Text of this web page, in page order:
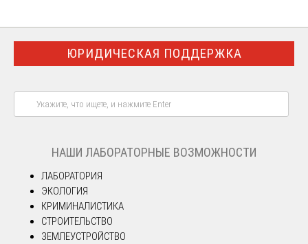
ЮРИДИЧЕСКАЯ ПОДДЕРЖКА
НАШИ ЛАБОРАТОРНЫЕ ВОЗМОЖНОСТИ
ЛАБОРАТОРИЯ
ЭКОЛОГИЯ
КРИМИНАЛИСТИКА
СТРОИТЕЛЬСТВО
ЗЕМЛЕУСТРОЙСТВО